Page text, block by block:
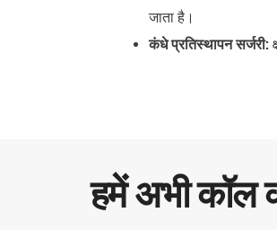
जाता है।
कंधे प्रतिस्थापन सर्जरी:
हमें अभी